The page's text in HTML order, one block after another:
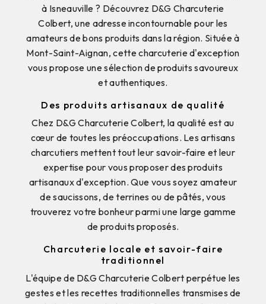
à Isneauville ? Découvrez D&G Charcuterie
Colbert, une adresse incontournable pour les
amateurs de bons produits dans la région. Située à
Mont-Saint-Aignan, cette charcuterie d'exception
vous propose une sélection de produits savoureux
et authentiques.
Des produits artisanaux de qualité
Chez D&G Charcuterie Colbert, la qualité est au
cœur de toutes les préoccupations. Les artisans
charcutiers mettent tout leur savoir-faire et leur
expertise pour vous proposer des produits
artisanaux d'exception. Que vous soyez amateur
de saucissons, de terrines ou de pâtés, vous
trouverez votre bonheur parmi une large gamme
de produits proposés.
Charcuterie locale et savoir-faire
traditionnel
L'équipe de D&G Charcuterie Colbert perpétue les
gestes et les recettes traditionnelles transmises de